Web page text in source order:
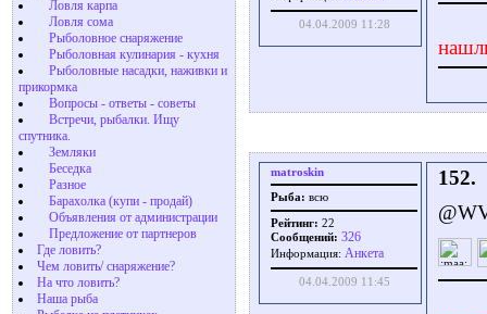
Ловля карпа
Ловля сома
Рыболовное снаряжение
Рыболовная кулинария - кухня
Рыболовные насадки, наживки и
прикормка
Вопросы - ответы - советы
Встречи, рыбалки. Ищу
спутника.
Земляки
Беседка
Разное
Барахолка (купи - продай)
Объявления от администрации
Предложение от партнеров
Где ловить?
Чем ловить/ снаряжение?
На что ловить?
Наша рыба
04.04.2009 11:28
matroskin
Рыба: всю
Рейтинг: 22
Сообщений: 326
Информация: Aнкета
04.04.2009 11:45
152.